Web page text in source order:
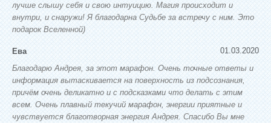
лучше слышу себя и свою интуицию. Магия происходит и
внутри, и снаружи! Я благодарна Судьбе за встречу с ним. Это
подарок Вселенной)
01.03.2020
Ева
Благодарю Андрея, за этот марафон. Очень точные ответы и
информация вытаскивается на поверхность из подсознания,
причём очень деликатно и с подсказками что делать с этим
всем. Очень плавный текучий марафон, энергии приятные и
чувствуется благотворная энергия Андрея. Спасибо Вы мне